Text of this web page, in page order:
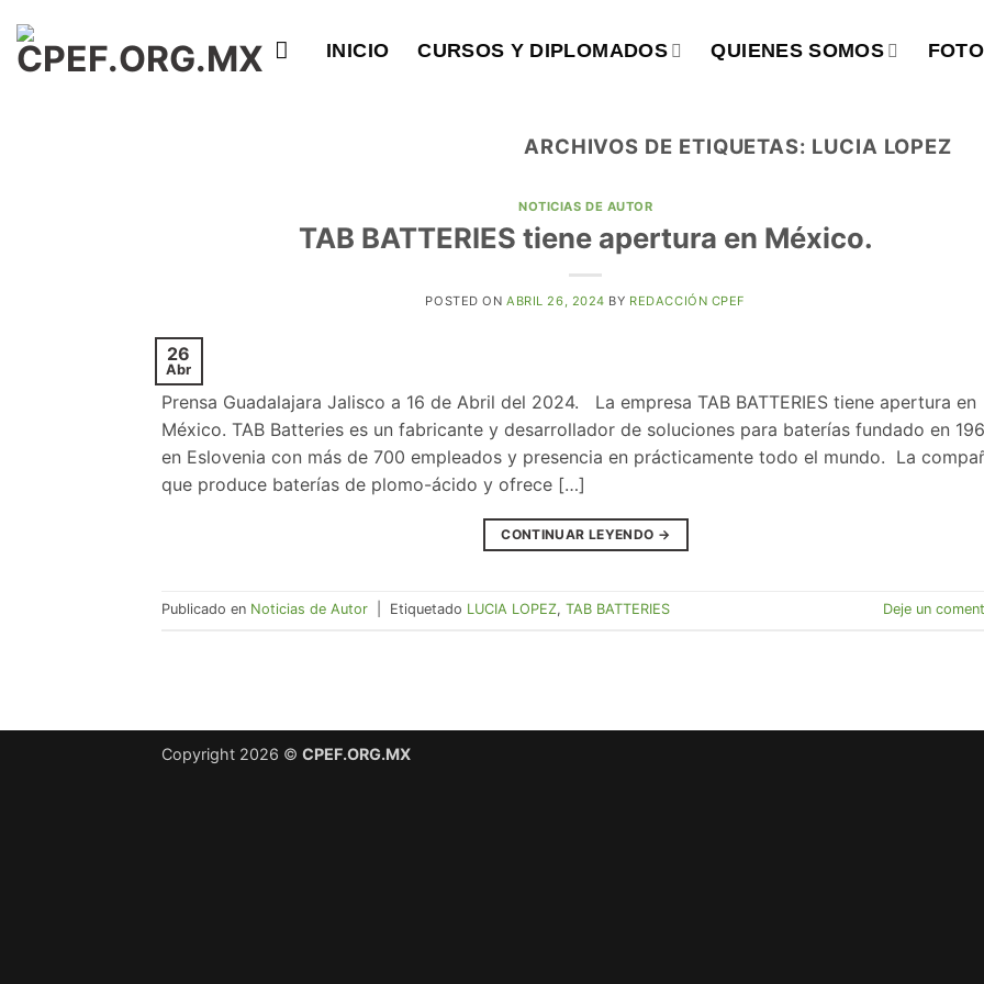
contenido
INICIO CURSOS Y DIPLOMADOS QUIENES SOMOS
ARCHIVOS DE ETIQUETAS: LUCIA LOPEZ
NOTICIAS DE AUTOR
TAB BATTERIES tiene apertura en México.
POSTED ONABRIL 26, 2024 BY REDACCIÓN CPEF
26
Abr
Prensa Guadalajara Jalisco a 16 de Abril del 2024. La empresa TAB BATTERIES tiene apertura en
México. TAB Batteries es un fabricante y desarrollador de soluciones para baterías fundado en
en Eslovenia con más de 700 empleados y presencia en prácticamente todo el mundo. La
que produce baterías de plomo-ácido y ofrece […]
CONTINUAR LEYENDO →
Publicado en Noticias de Autor Etiquetado LUCIA LOPEZ, TAB BATTERIES Deje un
Copyright 2026 © CPEF.ORG.MX